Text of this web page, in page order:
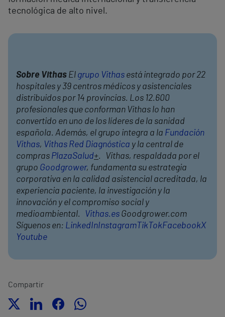
tecnológica de alto nivel.
Sobre Vithas El grupo Vithas está integrado por 22
hospitales y 39 centros médicos y asistenciales
distribuidos por 14 provincias. Los 12.600
profesionales que conforman Vithas lo han
convertido en uno de los líderes de la sanidad
española. Además, el grupo integra a la Fundación
Vithas, Vithas Red Diagnóstica y la central de
compras PlazaSalud+. Vithas, respaldada por el
grupo Goodgrower, fundamenta su estrategia
corporativa en la calidad asistencial acreditada, la
experiencia paciente, la investigación y la
innovación y el compromiso social y
medioambiental.
Vithas.es Goodgrower.com
Síguenos en: LinkedInInstagram TikTokFacebookX
Youtube
Compartir